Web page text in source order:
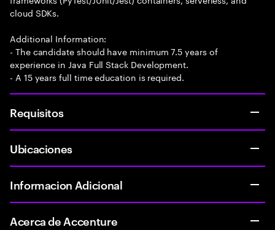
cloud SDKs.
Additional Information:
- The candidate should have minimum 7.5 years of
experience in Java Full Stack Development.
- A 15 years full time education is required.
Requisitos
Ubicaciones
Informacion Adicional
Acerca de Accenture